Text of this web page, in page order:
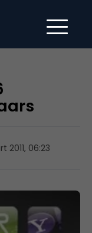
2011, 06:23